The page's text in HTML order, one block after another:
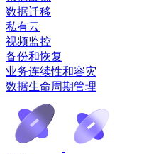
数据迁移
私有云
视频监控
备份和恢复
业务连续性和容灾
数据生命周期管理